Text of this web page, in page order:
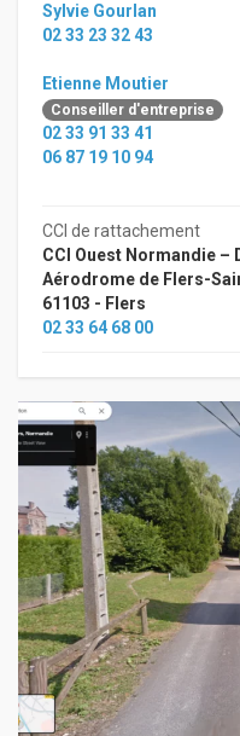
Sylvie Gourlan
02 33 23 32 43
Etienne Moutier
Conseiller d'entreprise
02 33 91 33 41
06 87 19 10 94
CCI de rattachement
CCI Ouest Normandie –
Aérodrome de Flers-
61103 - Flers
02 33 64 68 00